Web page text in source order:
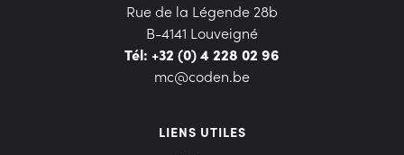
Rue de la Légende 28b
B-4141 Louveigné
Tél: +32 (0) 4 228 02 96
mc@coden.be
LIENS UTILES